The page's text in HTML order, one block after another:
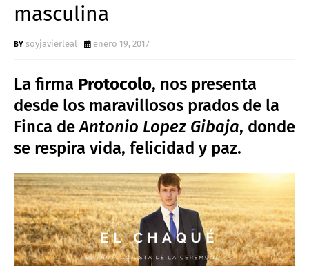
masculina
soyjavierleal enero 19, 2017
La firma Protocolo, nos presenta
desde los maravillosos prados de la
Finca deAntonio Lopez Gibaja, donde
se respira vida, felicidad y paz.